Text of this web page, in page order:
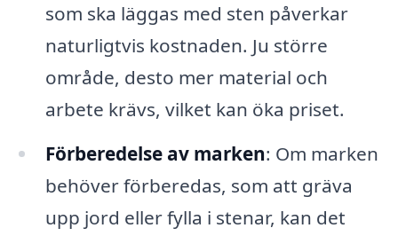
som ska läggas med sten påverkar
naturligtvis kostnaden. Ju större
område, desto mer material och
arbete krävs, vilket kan öka priset.
Förberedelse av marken: Om marken
behöver förberedas, som att gräva
upp jord eller fylla i stenar, kan det